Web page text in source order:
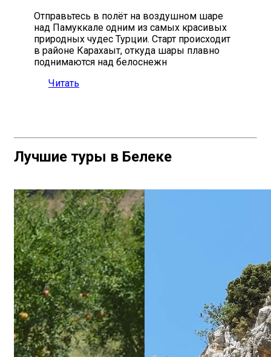
Отправьтесь в полёт на воздушном шаре
над Памуккале одним из самых красивых
природных чудес Турции. Старт происходит
в районе Карахаыт, откуда шары плавно
поднимаются над белоснежн
Читать
Лучшие туры в Белеке